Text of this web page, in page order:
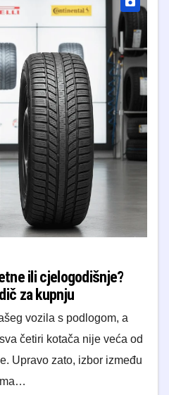
ili cjelogodišnje?
za kupnju
vozila s podlogom, a
četiri kotača nije veća od
Upravo zato, izbor između